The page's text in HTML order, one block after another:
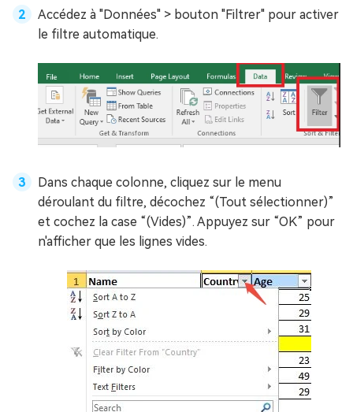
Accédez à "Données" > bouton "Filtrer" pour activer
le filtre automatique.
Dans chaque colonne, cliquez sur le menu
déroulant du filtre, décochez “(Tout sélectionner)”
et cochez la case “(Vides)”. Appuyez sur “OK” pour
n'afficher que les lignes vides.